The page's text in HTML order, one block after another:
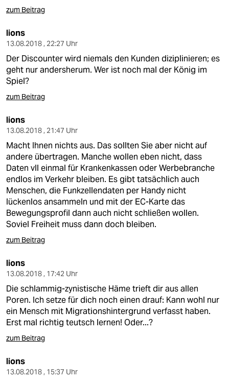
zum Beitrag
lions
13.08.2018 , 22:27 Uhr
Der Discounter wird niemals den Kunden diziplinieren; es
geht nur andersherum. Wer ist noch mal der König im
Spiel?
zum Beitrag
lions
13.08.2018 , 21:47 Uhr
Macht Ihnen nichts aus. Das sollten Sie aber nicht auf
andere übertragen. Manche wollen eben nicht, dass
Daten vll einmal für Krankenkassen oder Werbebranche
endlos im Verkehr bleiben. Es gibt tatsächlich auch
Menschen, die Funkzellendaten per Handy nicht
lückenlos ansammeln und mit der EC-Karte das
Bewegungsprofil dann auch nicht schließen wollen.
Soviel Freiheit muss dann doch bleiben.
zum Beitrag
lions
13.08.2018 , 17:42 Uhr
Die schlammig-zynistische Häme trieft dir aus allen
Poren. Ich setze für dich noch einen drauf: Kann wohl nur
ein Mensch mit Migrationshintergrund verfasst haben.
Erst mal richtig teutsch lernen! Oder...?
zum Beitrag
lions
13.08.2018 , 15:37 Uhr